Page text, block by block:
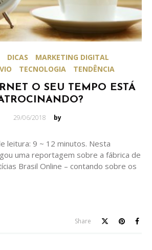
DICAS
MARKETING DIGITAL
TECNOLOGIA TENDÊNCIA
O SEU TEMPO ESTÁ
Posted
29/06/2018 by
leitura: 9 ~ 12 minutos. Nesta
uma reportagem sobre a fábrica de
Brasil Online – contando sobre os
Share